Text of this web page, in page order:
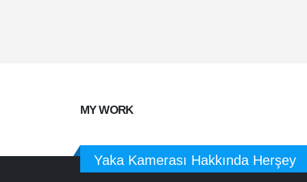
MYWORK
Yaka Kamerası Hakkında Herşey